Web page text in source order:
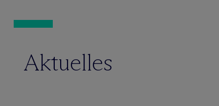
Aktuelles